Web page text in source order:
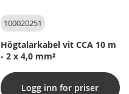
100020251
Högtalarkabel vit CCA 10 m
- 2 x 4,0 mm²
Logg inn for priser